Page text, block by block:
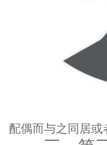
配偶而与之同居或